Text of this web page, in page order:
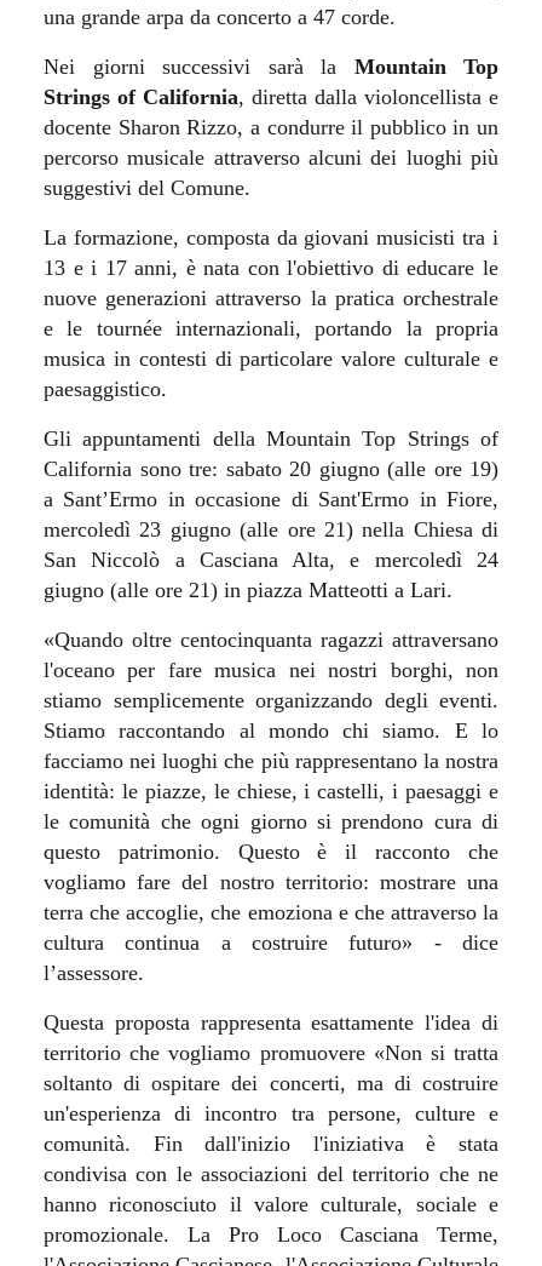
una grande arpa da concerto a 47 corde.
Nei giorni successivi sarà la Mountain Top
Strings of California, diretta dalla violoncellista e
docente Sharon Rizzo, a condurre il pubblico in un
percorso musicale attraverso alcuni dei luoghi più
suggestivi del Comune.
La formazione, composta da giovani musicisti tra i
13 e i 17 anni, è nata con l'obiettivo di educare le
nuove generazioni attraverso la pratica orchestrale
e le tournée internazionali, portando la propria
musica in contesti di particolare valore culturale e
paesaggistico.
Gli appuntamenti della Mountain Top Strings of
California sono tre: sabato 20 giugno (alle ore 19)
a Sant’Ermo in occasione di Sant'Ermo in Fiore,
mercoledì 23 giugno (alle ore 21) nella Chiesa di
San Niccolò a Casciana Alta, e mercoledì 24
giugno (alle ore 21) in piazza Matteotti a Lari.
«Quando oltre centocinquanta ragazzi attraversano
l'oceano per fare musica nei nostri borghi, non
stiamo semplicemente organizzando degli eventi.
Stiamo raccontando al mondo chi siamo. E lo
facciamo nei luoghi che più rappresentano la nostra
identità: le piazze, le chiese, i castelli, i paesaggi e
le comunità che ogni giorno si prendono cura di
questo patrimonio. Questo è il racconto che
vogliamo fare del nostro territorio: mostrare una
terra che accoglie, che emoziona e che attraverso la
cultura continua a costruire futuro» - dice
l’assessore.
Questa proposta rappresenta esattamente l'idea di
territorio che vogliamo promuovere «Non si tratta
soltanto di ospitare dei concerti, ma di costruire
un'esperienza di incontro tra persone, culture e
comunità. Fin dall'inizio l'iniziativa è stata
condivisa con le associazioni del territorio che ne
hanno riconosciuto il valore culturale, sociale e
promozionale. La Pro Loco Casciana Terme,